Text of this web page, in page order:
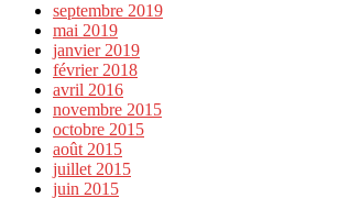
septembre 2019
mai 2019
janvier 2019
février 2018
avril 2016
novembre 2015
octobre 2015
août 2015
juillet 2015
juin 2015